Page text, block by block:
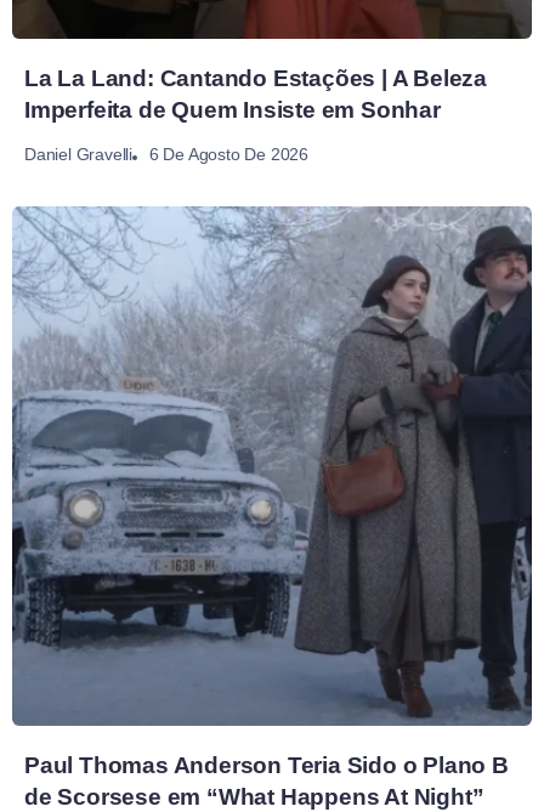
La La Land: Cantando Estações | A Beleza
Imperfeita de Quem Insiste em Sonhar
Daniel Gravelli 6 De Agosto De 2026
Paul Thomas Anderson Teria Sido o Plano B
de Scorsese em “What Happens At Night”